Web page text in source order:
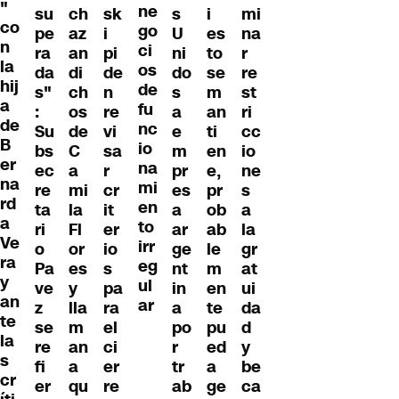
"
co
n
la
hij
a
de
B
er
na
rd
a
Ve
ra
y
an
te
la
s
cr
su
pe
ra
da
s"
:
Su
bs
ec
re
ta
ri
o
Pa
ve
z
se
re
fi
er
ch
az
an
di
ch
os
de
C
a
mi
la
Fl
or
es
y
lla
m
an
a
qu
sk
i
pi
de
n
re
vi
sa
r
cr
it
er
io
s
pa
ra
el
ci
er
re
ne
go
ci
os
de
fu
nc
io
na
mi
en
to
irr
eg
ul
ar
s
U
ni
do
s
a
e
m
pr
es
a
ar
ge
nt
in
a
po
r
tr
ab
i
es
to
se
m
an
ti
en
e,
pr
ob
ab
le
m
en
te
pu
ed
a
ge
mi
na
r
re
st
ri
cc
io
ne
s
a
la
gr
at
ui
da
d
y
be
ca